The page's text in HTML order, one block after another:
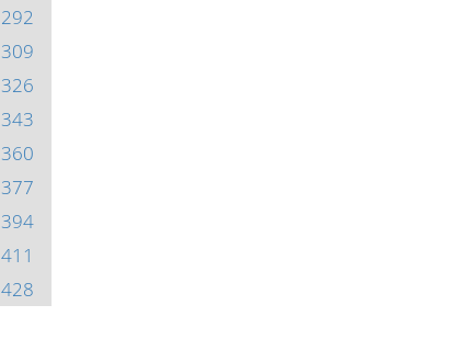
292
309
326
343
360
377
394
411
428